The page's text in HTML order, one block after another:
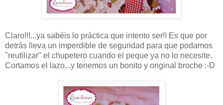
Claro!!!...ya sabéis lo práctica que intento ser!! Es que por
detrás lleva un imperdible de seguridad para que podamos
"reutilizar" el chupetero cuando el peque ya no lo necesite.
Cortamos el lazo...y tenemos un bonito y original broche :-D